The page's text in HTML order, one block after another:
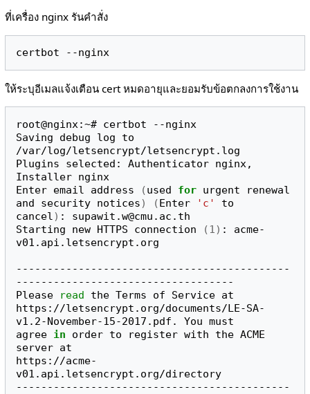
ที่เครื่อง nginx รันคำสั่ง
ให้ระบุอีเมลแจ้งเตือน cert หมดอายุและยอมรับข้อตกลงการใช้งาน
root@nginx:~# certbot --nginx
Saving debug log to
/var/log/letsencrypt/letsencrypt.log
Plugins selected: Authenticator nginx,
Installer nginx
Enter email address
(used for urgent renewal
and security notices) (Enter 'c'
to
cancel ) : supawit.w@cmu.ac.th
Starting new HTTPS connection
(1 ) : acme-
v01.api.letsencrypt.org
--------------------------------------------
-----------------------------------
Please
read the Terms of Service at
https://letsencrypt.org/documents/LE-SA-
v1.2-November-15-2017.pdf. You must
agree in order to register with the ACME
server at
https://acme-
v01.api.letsencrypt.org/directory
--------------------------------------------